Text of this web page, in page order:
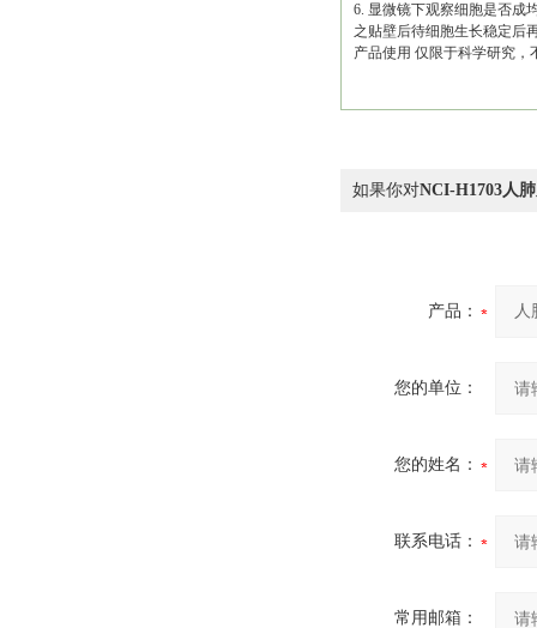
6. 显微镜下观察细胞是否成
之贴壁后待细胞生长稳定后
产品使用 仅限于科学研究
如果你对NCI-H1703人
产品：
您的单位：
您的姓名：
联系电话：
常用邮箱：